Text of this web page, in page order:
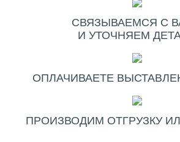
СВЯЗЫВАЕМСЯ С
И УТОЧНЯЕМ
ОПЛАЧИВАЕТЕ
ПРОИЗВОДИМ ОТГРУЗКУ